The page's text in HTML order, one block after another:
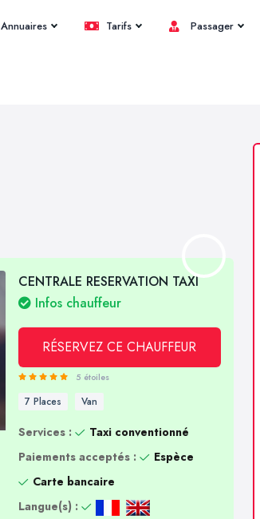
Annuaires Tarifs Passager
CENTRALE RESERVATION TAXI
Infos chauffeur
RÉSERVEZ CE CHAUFFEUR
5 étoiles
7 Places Van
Services :
Taxi conventionné
Paiements acceptés :
Espèce
Carte bancaire
Langue(s) :